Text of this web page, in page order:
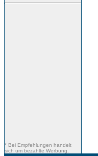
* Bei Empfehlungen handelt
sich um bezahlte Werbung.